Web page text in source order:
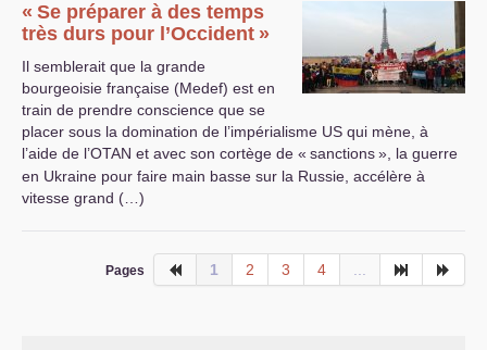
« Se préparer à des temps
très durs pour l’Occident »
Il semblerait que la grande
bourgeoisie française (Medef) est en
train de prendre conscience que se
placer sous la domination de l’impérialisme US qui mène, à
l’aide de l’OTAN et avec son cortège de « sanctions», la guerre
en Ukraine pour faire main basse sur la Russie, accélère à
vitesse grand (…)
Pages 1 2 3 4